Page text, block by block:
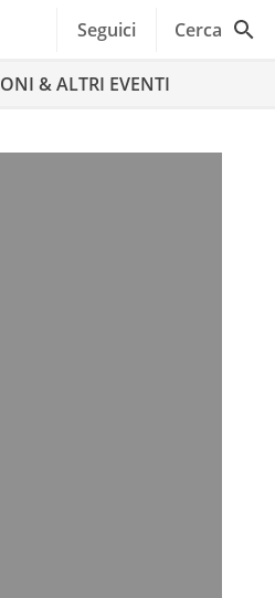
Seguici Cerca
& ALTRI EVENTI